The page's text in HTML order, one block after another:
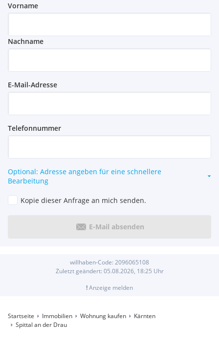
Vorname
Nachname
E-Mail-Adresse
Telefonnummer
Optional: Adresse angeben für eine schnellere
Bearbeitung
Kopie dieser Anfrage an mich senden.
E-Mail absenden
willhaben-Code: 2096065108
Zuletzt geändert: 05.08.2026, 18:25 Uhr
!Anzeige melden
Startseite Immobilien Wohnung kaufen
Kärnten
Spittal an der Drau